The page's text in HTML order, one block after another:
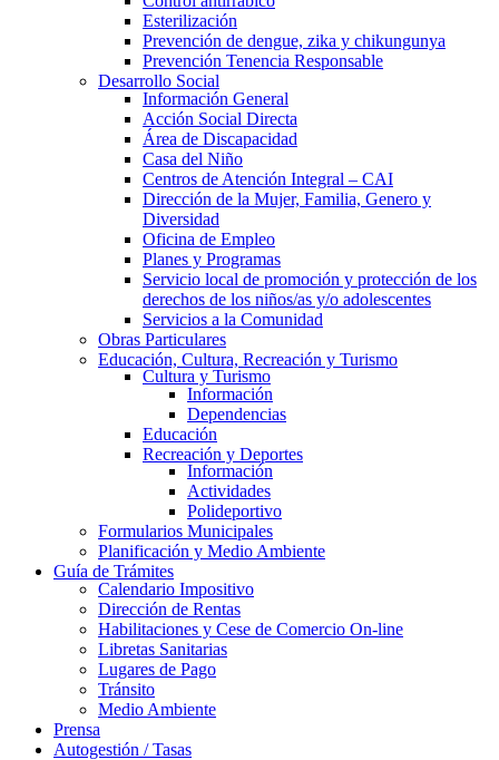
Esterilización
Prevención de dengue, zika y chikungunya
Prevención Tenencia Responsable
Desarrollo Social
Información General
Acción Social Directa
Área de Discapacidad
Casa del Niño
Centros de Atención Integral – CAI
Dirección de la Mujer, Familia, Genero y
Diversidad
Oficina de Empleo
Planes y Programas
Servicio local de promoción y protección de los
derechos de los niños/as y/o adolescentes
Servicios a la Comunidad
Obras Particulares
Educación, Cultura, Recreación y Turismo
Cultura y Turismo
Información
Dependencias
Educación
Recreación y Deportes
Información
Actividades
Polideportivo
Formularios Municipales
Planificación y Medio Ambiente
Guía de Trámites
Calendario Impositivo
Dirección de Rentas
Habilitaciones y Cese de Comercio On-line
Libretas Sanitarias
Lugares de Pago
Tránsito
Medio Ambiente
Prensa
Autogestión / Tasas